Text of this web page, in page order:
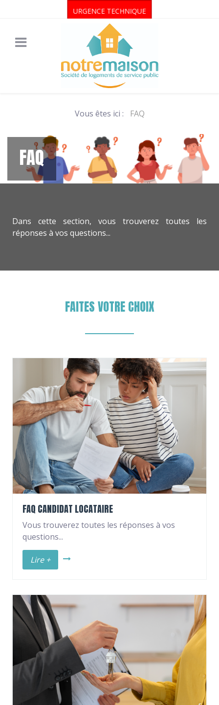
URGENCE TECHNIQUE
Vous êtes ici : FAQ
FAQ
Dans cette section, vous trouverez toutes les
réponses à vos questions...
FAITES VOTRE CHOIX
FAQ CANDIDAT LOCATAIRE
Vous trouverez toutes les réponses à vos
questions...
Lire +